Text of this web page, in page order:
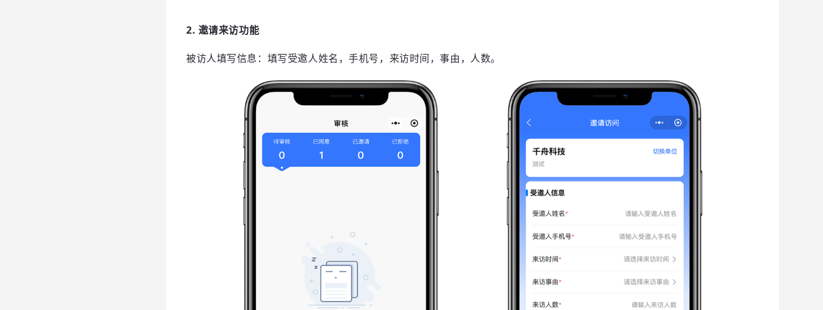
2. 邀请来访功能
被访人填写信息： 填写受邀人姓名，手机号，来访时间，事由，人数。